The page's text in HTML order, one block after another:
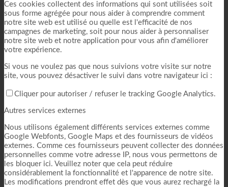
Ces cookies collectent des informations qui sont utilisées soit
sous forme agrégée pour nous aider à comprendre comment
notre site web est utilisé ou quelle est l'efficacité de nos
campagnes de marketing, soit pour nous aider à personnaliser
notre site web et notre application pour vous afin d'améliorer
votre expérience.
Si vous ne voulez pas que nous suivions votre visite sur notre
site, vous pouvez désactiver le suivi dans votre navigateur ici :
Cliquer pour autoriser / refuser le tracking Google Analytics.
Autres services externes
Nous utilisons également différents services externes comme
Google Webfonts, Google Maps et des fournisseurs de vidéos
externes. Comme ces fournisseurs peuvent collecter des données
personnelles comme votre adresse IP, nous vous permettons de
les bloquer ici. Veuillez noter que cela peut réduire
considérablement la fonctionnalité et l'apparence de notre site.
Les modifications prendront effet dès que vous aurez rechargé la